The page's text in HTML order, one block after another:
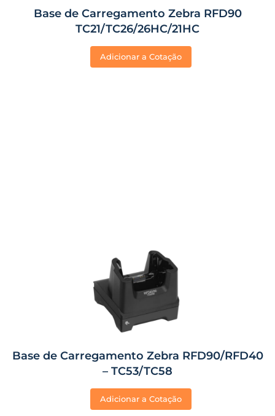
Base de Carregamento Zebra RFD90
TC21/TC26/26HC/21HC
Adicionar a Cotação
Base de Carregamento Zebra RFD90/RFD40
– TC53/TC58
Adicionar a Cotação